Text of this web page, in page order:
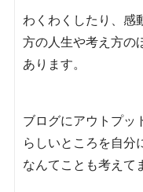
わくわくしたり、感
方の人生や考え方の
あります。
ブログにアウトプッ
らしいところを自分
なんてことも考えて